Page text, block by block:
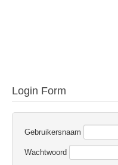
Login Form
Gebruikersnaam
Wachtwoord